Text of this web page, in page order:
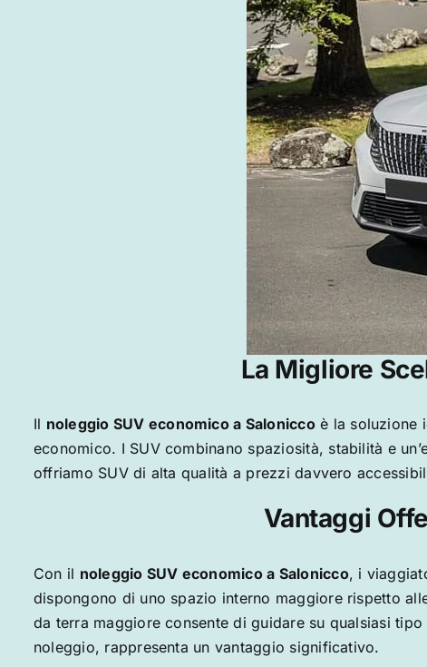
La Migliore
Il noleggio SUV economico a Saloniccoè la soluzione
economico. I SUV combinano spaziosità, stabilità e
offriamo SUV di alta qualità a prezzi davvero
Vantaggi
Con il noleggio SUV economico a Salonicco, i
dispongono di uno spazio interno maggiore rispetto
da terra maggiore consente di guidare su qualsiasi
noleggio, rappresenta un vantaggio significativo.